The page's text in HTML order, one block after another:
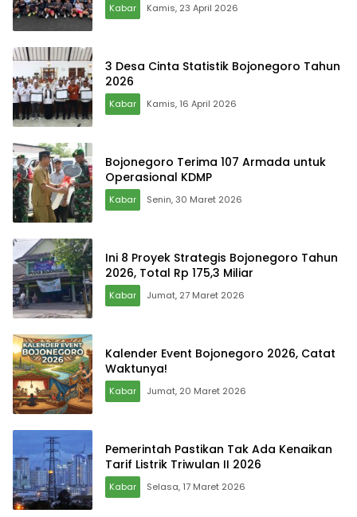
Kabar Kamis, 23 April 2026
3 Desa Cinta Statistik Bojonegoro Tahun
2026
Kabar Kamis, 16 April 2026
Bojonegoro Terima 107 Armada untuk
Operasional KDMP
Kabar Senin, 30 Maret 2026
Ini 8 Proyek Strategis Bojonegoro Tahun
2026, Total Rp 175,3 Miliar
Kabar Jumat, 27 Maret 2026
Kalender Event Bojonegoro 2026, Catat
Waktunya!
Kabar Jumat, 20 Maret 2026
Pemerintah Pastikan Tak Ada Kenaikan
Tarif Listrik Triwulan II 2026
Kabar Selasa, 17 Maret 2026